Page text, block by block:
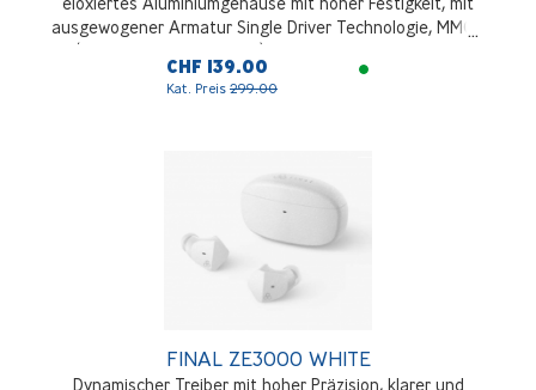
ausgewogener Armatur Single Driver Technologie, MMCX
(Micro-Miniature Coaxial) Anschluss und Kabel aus
hochreinem OFC-Kupfer
CHF 139.00
Kat. Preis 299.00
FINAL ZE3000 WHITE
Dynamischer Treiber mit hoher Präzision, klarer und